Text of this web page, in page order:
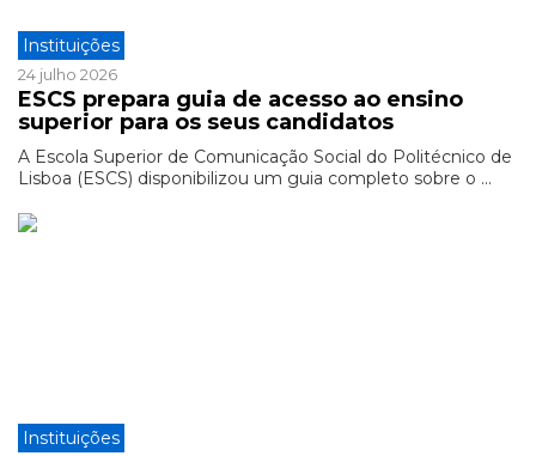
Instituições
24 julho 2026
ESCS prepara guia de acesso ao ensino
superior para os seus candidatos
A Escola Superior de Comunicação Social do Politécnico de
Lisboa (ESCS) disponibilizou um guia completo sobre o ...
Instituições